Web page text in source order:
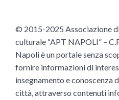
© 2015-2025 Associazione
culturale “APT NAPOLI” –
Napoli è un portale senza
fornire informazioni di
insegnamento e conoscenza
città, attraverso contenuti